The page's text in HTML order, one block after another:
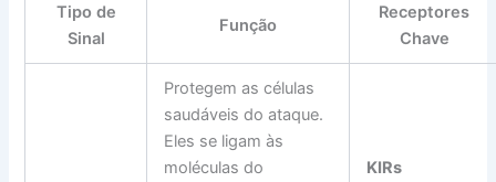
Tipo de
Sinal
Função
Receptores
Chave
Protegem as células
saudáveis do ataque.
Eles se ligam às
moléculas do
KIRs